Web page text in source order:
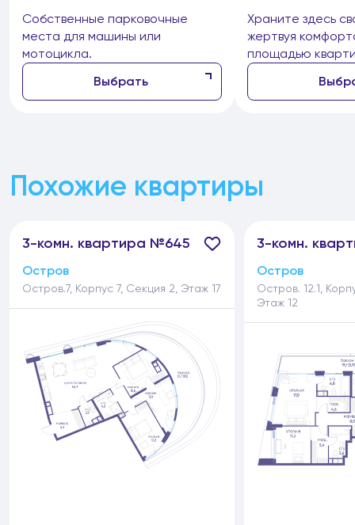
Собственные парковочные
места для машины или
мотоцикла.
Выбрать
Храните здесь
жертвуя
площадью
Похожие квартиры
3-комн. квартира №645
Остров
Остров.7, Корпус 7, Секция 2, Этаж 17
3-комн.
Остров
Остров. 12.1,
Этаж 12